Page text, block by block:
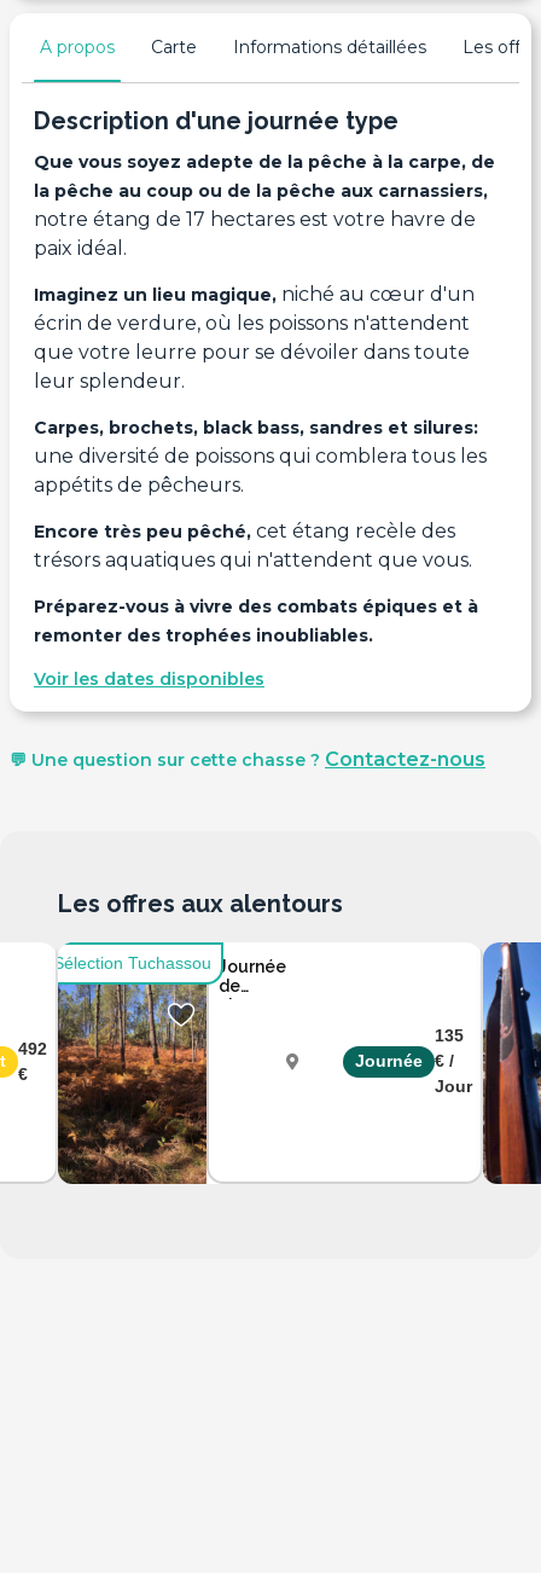
A propos Carte Informations détaillées Les
Description d'une journée type
Que vous soyez adepte de la pêche à la carpe, de
la pêche au coup ou de la pêche aux carnassiers,
notre étang de 17 hectares est votre havre de
paix idéal.
Imaginez un lieu magique, niché au cœur d'un
écrin de verdure, où les poissons n'attendent
que votre leurre pour se dévoiler dans toute
leur splendeur.
Carpes, brochets, black bass, sandres et silures:
une diversité de poissons qui comblera tous les
appétits de pêcheurs.
Encore très peu pêché, cet étang recèle des
trésors aquatiques qui n'attendent que vous.
Préparez-vous à vivre des combats épiques et à
remonter des trophées inoubliables.
Voir les dates disponibles
💬 Une question sur cette chasse ? Contactez-nous
492
€
Sélection Tuchassou Journée
de
chasse
Journée
135
€ /
Jour
Les offres aux alentours